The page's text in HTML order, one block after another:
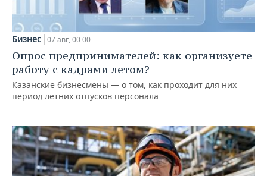
Бизнес 07 авг, 00:00
Опрос предпринимателей: как организуете
работу с кадрами летом?
Казанские бизнесмены — о том, как проходит для них
период летних отпусков персонала